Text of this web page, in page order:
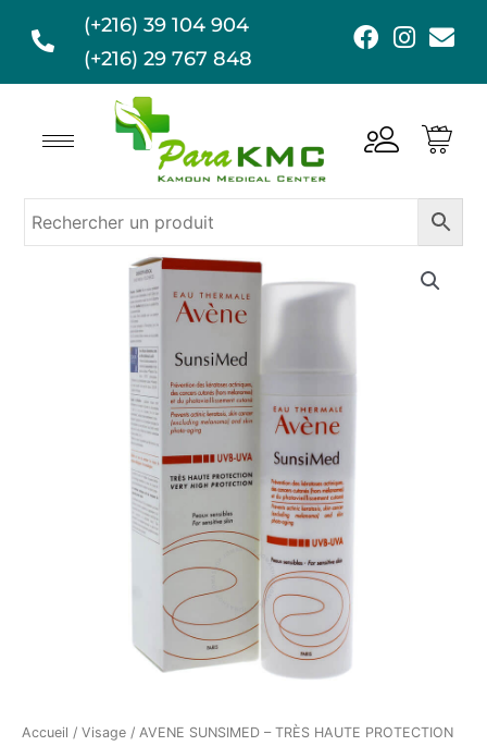
(+216) 39 104 904
(+216) 29 767 848
F
c
b
o
I
s
E
v
l
o
e
Accueil / Visage / AVENE SUNSIMED – TRÈS HAUTE PROTECTION